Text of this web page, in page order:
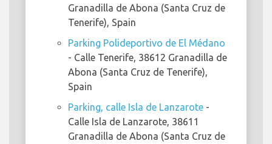
Granadilla de Abona (Santa Cruz de
Tenerife), Spain
Parking Polideportivo de El Médano
- Calle Tenerife, 38612 Granadilla de
Abona (Santa Cruz de Tenerife),
Spain
Parking, calle Isla de Lanzarote -
Calle Isla de Lanzarote, 38611
Granadilla de Abona (Santa Cruz de